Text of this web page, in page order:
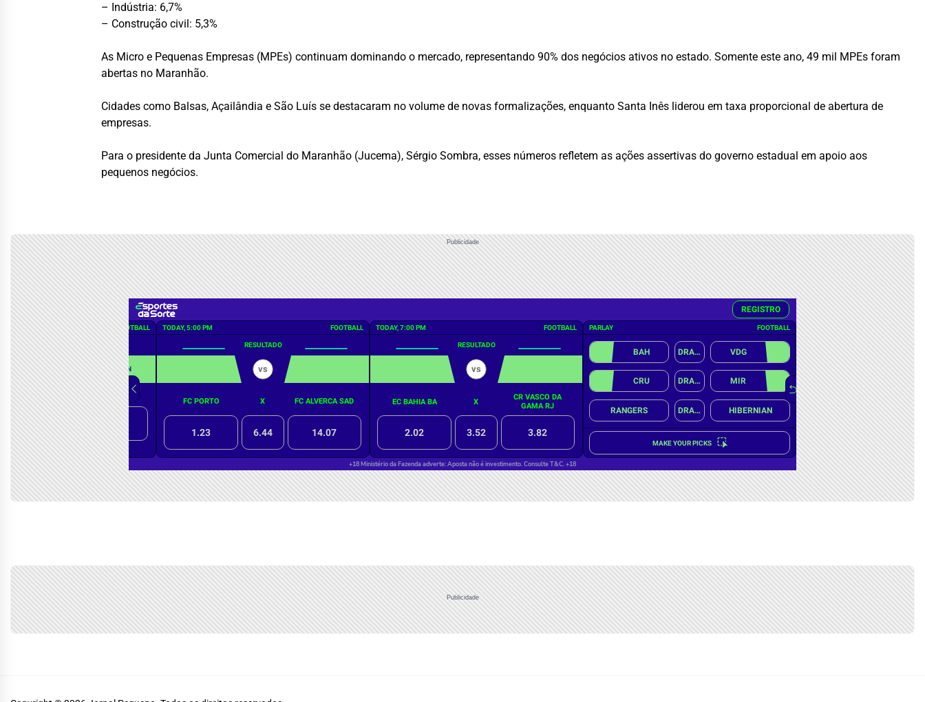
– Indústria: 6,7%
– Construção civil: 5,3%
As Micro e Pequenas Empresas (MPEs) continuam dominando o mercado, representando 90% dos negócios ativos no estado. Somente este ano, 49 mil MPEs foram
abertas no Maranhão.
Cidades como Balsas, Açailândia e São Luís se destacaram no volume de novas formalizações, enquanto Santa Inês liderou em taxa proporcional de abertura de
empresas.
Para o presidente da Junta Comercial do Maranhão (Jucema), Sérgio Sombra, esses números refletem as ações assertivas do governo estadual em apoio aos
pequenos negócios.
Publicidade
Publicidade